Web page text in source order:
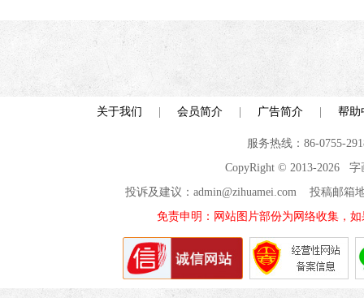
关于我们 会员简介 广告简介 帮助
服务热线：86-0755-
CopyRight © 2013-2026 字
投诉及建议：admin@zihuamei.com 投稿邮
免责申明：网站图片部份为网络收集，